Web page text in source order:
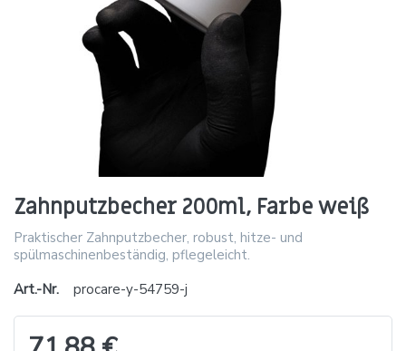
Zahnputzbecher 200ml, Farbe weiß
Praktischer Zahnputzbecher, robust, hitze- und
spülmaschinenbeständig, pflegeleicht.
Art.-Nr.
procare-y-54759-j